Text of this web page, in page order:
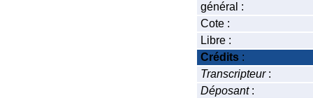
général :
Cote :
Libre :
Crédits :
Transcripteur:
Déposant: